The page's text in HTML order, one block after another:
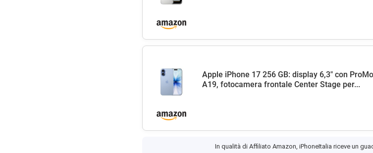
Apple iPhone 17 256 GB: display 6,3" con
A19, fotocamera frontale Center Stage per...
In qualità di Affiliato Amazon, iPhoneItalia riceve un